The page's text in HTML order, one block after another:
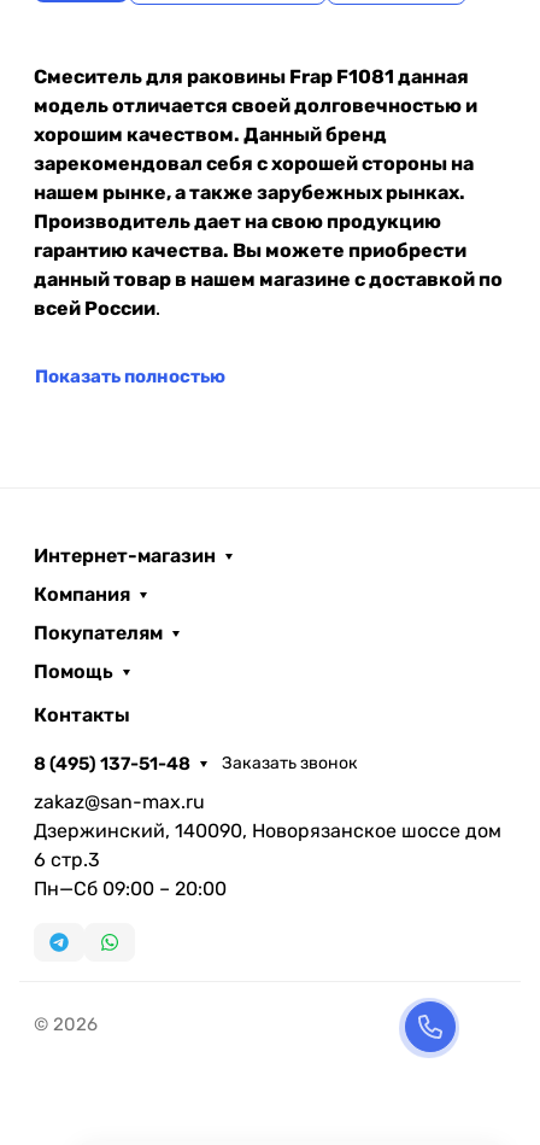
Смеситель для раковины Frap F1081 данная
модель отличается своей долговечностью и
хорошим качеством. Данный бренд
зарекомендовал себя с хорошей стороны на
нашем рынке, а также зарубежных рынках.
Производитель дает на свою продукцию
гарантию качества. Вы можете приобрести
данный товар в нашем магазине с доставкой по
всей России.
Показать полностью
Интернет-магазин
Компания
Покупателям
Помощь
Контакты
8 (495) 137-51-48 Заказать звонок
zakaz@san-max.ru
Дзержинский, 140090, Новорязанское шоссе дом
6 стр.3
Пн—Сб 09:00 – 20:00
© 2026